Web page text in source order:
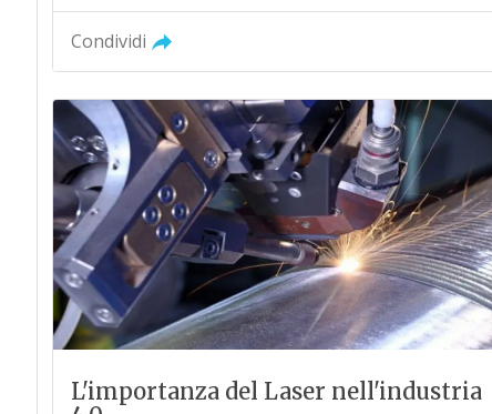
Condividi
L'importanza del Laser nell'industria